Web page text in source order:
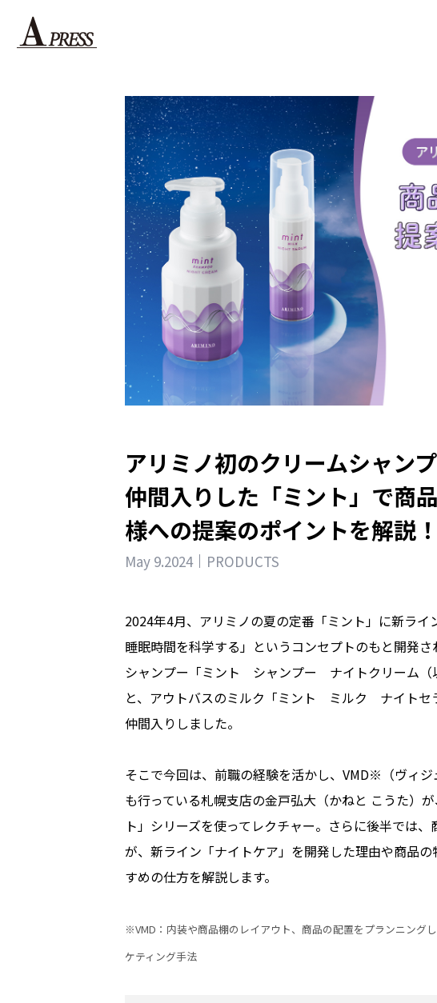
アリミノ初のクリームシャン
仲間入りした「ミント」で商
様への提案のポイントを解説！
May 9.2024 PRODUCTS
2024年4月、アリミノの夏の定番「ミント」に新ラ
睡眠時間を科学する」というコンセプトのもと開発
シャンプー「ミント シャンプー ナイトクリーム（
と、アウトバスのミルク「ミント ミルク ナイト
仲間入りしました。
そこで今回は、前職の経験を活かし、VMD※（ヴィ
も行っている札幌支店の金戸弘大（かねと こうた）
ト」シリーズを使ってレクチャー。さらに後半では
が、新ライン「ナイトケア」を開発した理由や商品
すめの仕方を解説します。
※VMD：内装や商品棚のレイアウト、商品の配置をプランニング
ケティング手法